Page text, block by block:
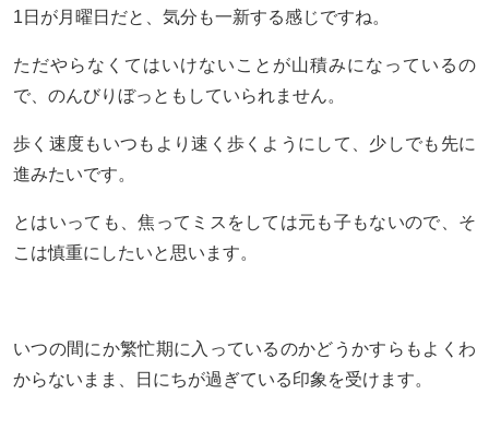
1日が月曜日だと、気分も一新する感じですね。
ただやらなくてはいけないことが山積みになっているの
で、のんびりぼっともしていられません。
歩く速度もいつもより速く歩くようにして、少しでも先に
進みたいです。
とはいっても、焦ってミスをしては元も子もないので、そ
こは慎重にしたいと思います。
いつの間にか繁忙期に入っているのかどうかすらもよくわ
からないまま、日にちが過ぎている印象を受けます。